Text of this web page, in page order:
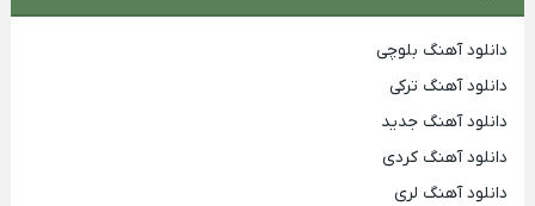
دانلود آهنگ بلوچی
دانلود آهنگ ترکی
دانلود آهنگ جدید
دانلود آهنگ کردی
دانلود آهنگ لری